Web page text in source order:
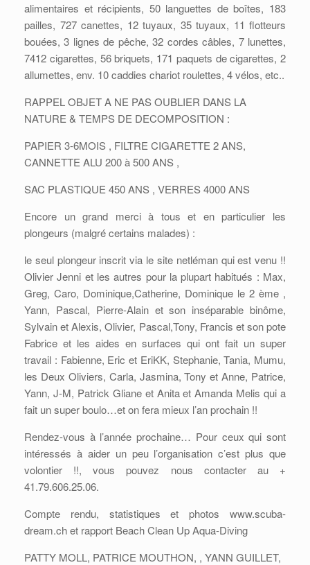
alimentaires et récipients, 50 languettes de boîtes, 183
pailles, 727 canettes, 12 tuyaux, 35 tuyaux, 11 flotteurs
bouées, 3 lignes de pêche, 32 cordes câbles, 7 lunettes,
7412 cigarettes, 56 briquets, 171 paquets de cigarettes, 2
allumettes, env. 10 caddies chariot roulettes, 4 vélos, etc..
RAPPEL OBJET A NE PAS OUBLIER DANS LA
NATURE & TEMPS DE DECOMPOSITION :
PAPIER 3-6MOIS , FILTRE CIGARETTE 2 ANS,
CANNETTE ALU 200 à 500 ANS ,
SAC PLASTIQUE 450 ANS , VERRES 4000 ANS
Encore un grand merci à tous et en particulier les
plongeurs (malgré certains malades) :
le seul plongeur inscrit via le site netléman qui est venu !!
Olivier Jenni et les autres pour la plupart habitués : Max,
Greg, Caro, Dominique,Catherine, Dominique le 2 ème ,
Yann, Pascal, Pierre-Alain et son inséparable binôme,
Sylvain et Alexis, Olivier, Pascal,Tony, Francis et son pote
Fabrice et les aides en surfaces qui ont fait un super
travail : Fabienne, Eric et EriKK, Stephanie, Tania, Mumu,
les Deux Oliviers, Carla, Jasmina, Tony et Anne, Patrice,
Yann, J-M, Patrick Gliane et Anita et Amanda Melis qui a
fait un super boulo…et on fera mieux l’an prochain !!
Rendez-vous à l’année prochaine… Pour ceux qui sont
intéressés à aider un peu l’organisation c’est plus que
volontier !!, vous pouvez nous contacter au +
41.79.606.25.06.
Compte rendu, statistiques et photos www.scuba-
dream.ch et rapport Beach Clean Up Aqua-Diving
PATTY MOLL, PATRICE MOUTHON, , YANN GUILLET,